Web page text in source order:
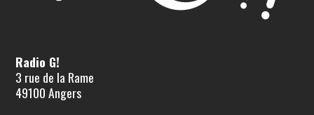
Radio G!
3 rue de la Rame
49100 Angers